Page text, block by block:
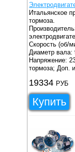
Итальянское
тормоза.
Скорость (об/
Диаметр вала:
Напряжение:
тормоза; Доп.
19334 РУБ
Купить